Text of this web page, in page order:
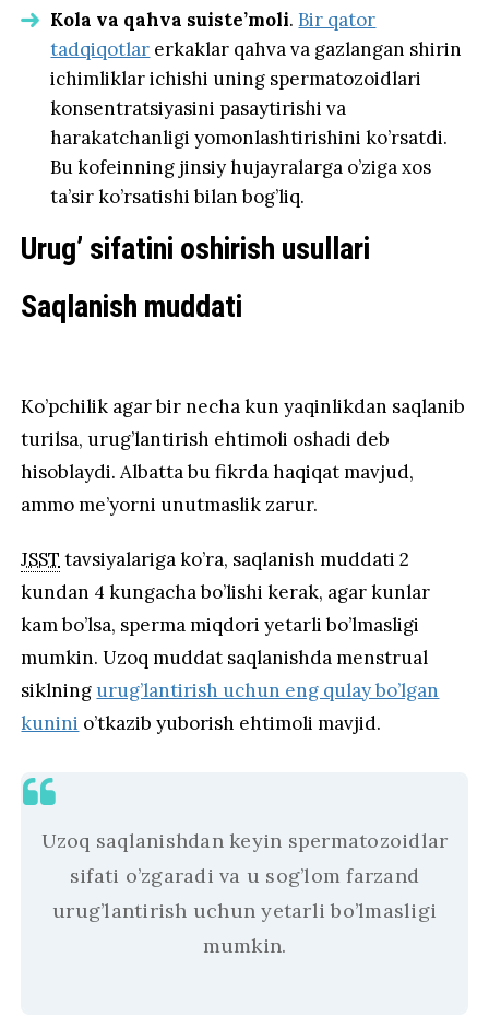
Kola va qahva suiste’moli.Bir qator
tadqiqotlar erkaklar qahva va gazlangan shirin
ichimliklar ichishi uning spermatozoidlari
konsentratsiyasini pasaytirishi va
harakatchanligi yomonlashtirishini ko’rsatdi.
Bu kofeinning jinsiy hujayralarga o’ziga xos
ta’sir ko’rsatishi bilan bog’liq.
Urug’ sifatini oshirish usullari
Saqlanish muddati
Ko’pchilik agar bir necha kun yaqinlikdan saqlanib
turilsa, urug’lantirish ehtimoli oshadi deb
hisoblaydi. Albatta bu fikrda haqiqat mavjud,
ammo me’yorni unutmaslik zarur.
JSST tavsiyalariga ko’ra, saqlanish muddati 2
kundan 4 kungacha bo’lishi kerak, agar kunlar
kam bo’lsa, sperma miqdori yetarli bo’lmasligi
mumkin. Uzoq muddat saqlanishda menstrual
siklning urug’lantirish uchun eng qulay bo’lgan
kunini o’tkazib yuborish ehtimoli mavjid.
Uzoq saqlanishdan keyin spermatozoidlar
sifati o’zgaradi va u sog’lom farzand
urug’lantirish uchun yetarli bo’lmasligi
mumkin.